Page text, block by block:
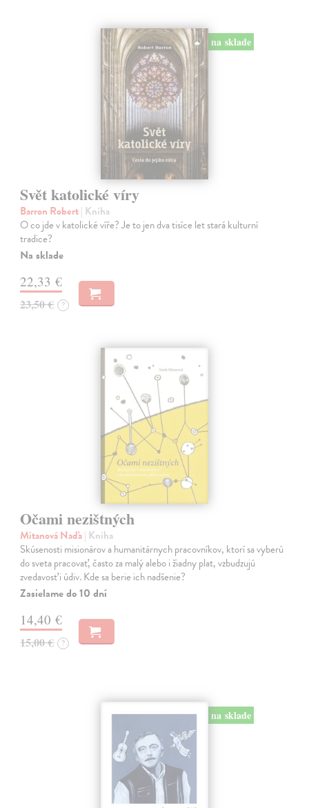
na sklade
Svět katolické víry
Barron Robert| Kniha
O co jde v katolické víře? Je to jen dva tisíce let stará kulturní
tradice?
Na sklade
22,33 €
23,50 € ?
Očami nezištných
Mitanová Naďa| Kniha
Skúsenosti misionárov a humanitárnych pracovníkov, ktorí sa vyberú
do sveta pracovať, často za malý alebo i žiadny plat, vzbudzujú
zvedavosť i údiv. Kde sa berie ich nadšenie?
Zasielame do 10 dní
14,40 €
15,00 € ?
na sklade